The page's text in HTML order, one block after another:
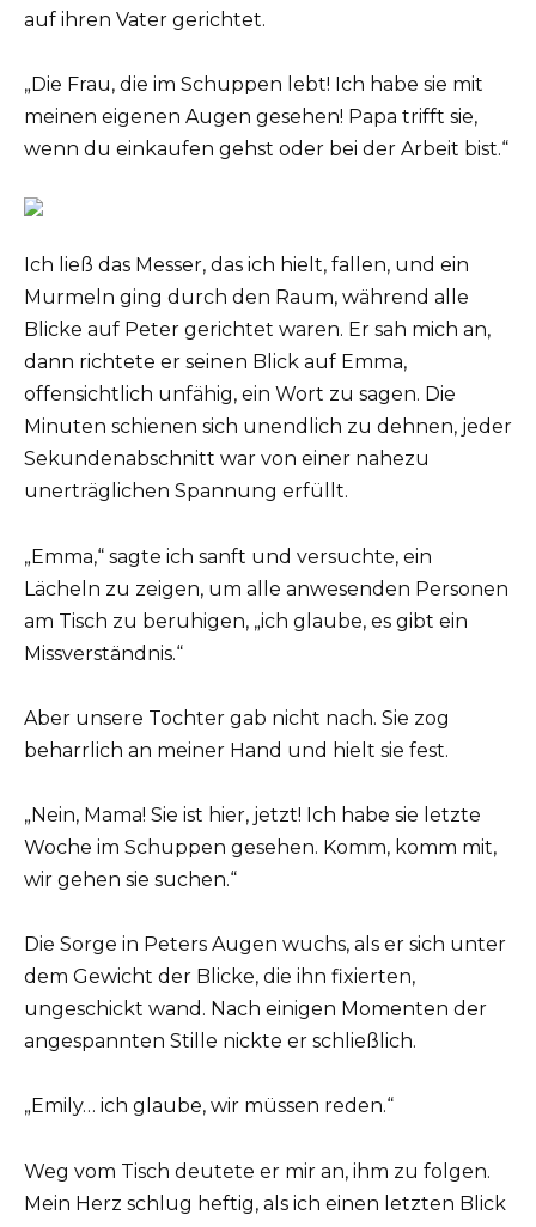
auf ihren Vater gerichtet.
„Die Frau, die im Schuppen lebt! Ich habe sie mit
meinen eigenen Augen gesehen! Papa trifft sie,
wenn du einkaufen gehst oder bei der Arbeit bist.“
Ich ließ das Messer, das ich hielt, fallen, und ein
Murmeln ging durch den Raum, während alle
Blicke auf Peter gerichtet waren. Er sah mich an,
dann richtete er seinen Blick auf Emma,
offensichtlich unfähig, ein Wort zu sagen. Die
Minuten schienen sich unendlich zu dehnen, jeder
Sekundenabschnitt war von einer nahezu
unerträglichen Spannung erfüllt.
„Emma,“ sagte ich sanft und versuchte, ein
Lächeln zu zeigen, um alle anwesenden Personen
am Tisch zu beruhigen, „ich glaube, es gibt ein
Missverständnis.“
Aber unsere Tochter gab nicht nach. Sie zog
beharrlich an meiner Hand und hielt sie fest.
„Nein, Mama! Sie ist hier, jetzt! Ich habe sie letzte
Woche im Schuppen gesehen. Komm, komm mit,
wir gehen sie suchen.“
Die Sorge in Peters Augen wuchs, als er sich unter
dem Gewicht der Blicke, die ihn fixierten,
ungeschickt wand. Nach einigen Momenten der
angespannten Stille nickte er schließlich.
„Emily… ich glaube, wir müssen reden.“
Weg vom Tisch deutete er mir an, ihm zu folgen.
Mein Herz schlug heftig, als ich einen letzten Blick